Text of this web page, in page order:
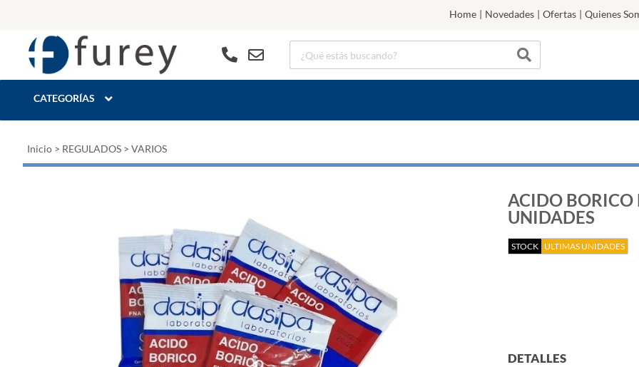
Home | Novedades | Ofertas | Quienes
CATEGORÍAS
Inicio > REGULADOS > VARIOS
ACIDO BORICO
UNIDADES
STOCK ULTIMAS UNIDADES
DETALLES